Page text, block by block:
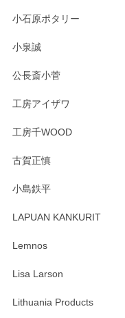
小石原ポタリー
小泉誠
公長斎小菅
工房アイザワ
工房千WOOD
古賀正慎
小島鉄平
LAPUAN KANKURIT
Lemnos
Lisa Larson
Lithuania Products